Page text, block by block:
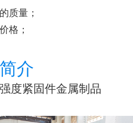
质量；
格；
介
度紧固件金属制品